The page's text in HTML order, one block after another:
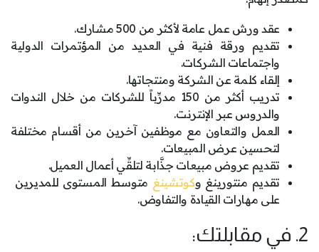
عقد ورش عمل عامة لأكثر من 500 مشارك.
تقديم ورقة فنية في العديد من المؤتمرات الدولية
واجتماعات الشركات.
إلقاء كلمة عن الشركة ومنتجاتها.
تدريب أكثر من 150 مدرِّباً للشركات من خلال الندوات
والدروس عبر الإنترنت.
العمل والتعاون مع موظفين آخرين من أقسام مختلفة
لتحسين عرض المبيعات.
تقديم عروض مبيعات جذَّابة لتلقِّي أعمال العميل.
تقديم منتورينغ وكوتشينغ متوسط المستوى للمديرين ​​
على مهارات القيادة والتفاوض.
2. في مقابلتك: